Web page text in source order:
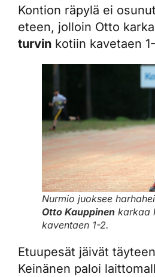
Kontion räpylä ei
eteen, jolloin Otto
turvin kotiin kavetaen
Nurmio juoksee
Otto Kauppinen karkaa
kaventaen 1-2.
Etuupesät jäivät
Keinänen paloi